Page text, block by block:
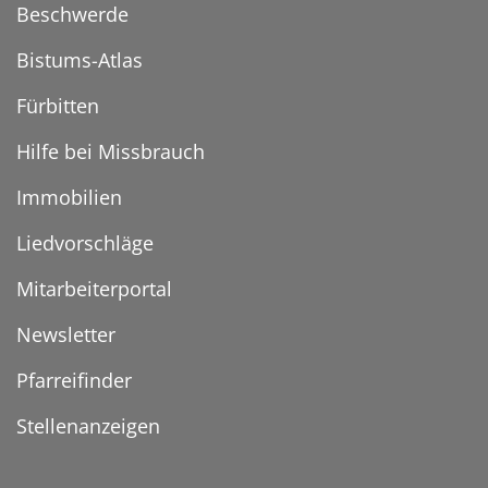
Beschwerde
Bistums-Atlas
Fürbitten
Hilfe bei Missbrauch
Immobilien
Liedvorschläge
Mitarbeiterportal
Newsletter
Pfarreifinder
Stellenanzeigen